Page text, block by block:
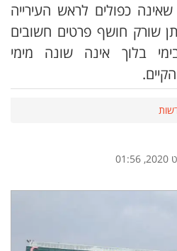
כפולים לראש העירייה
שורק חושף פרטים חשובים
בלוך אינה שונה מימי